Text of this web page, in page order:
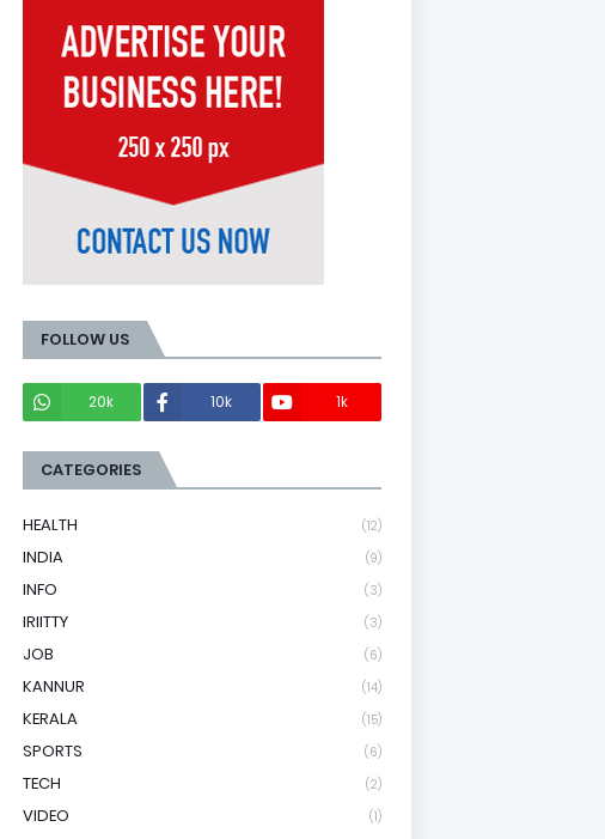
FOLLOW US
20k
10k 1k
CATEGORIES
HEALTH (12)
INDIA (9)
INFO (3)
IRIITTY (3)
JOB (6)
KANNUR (14)
KERALA (15)
SPORTS (6)
TECH (2)
VIDEO (1)